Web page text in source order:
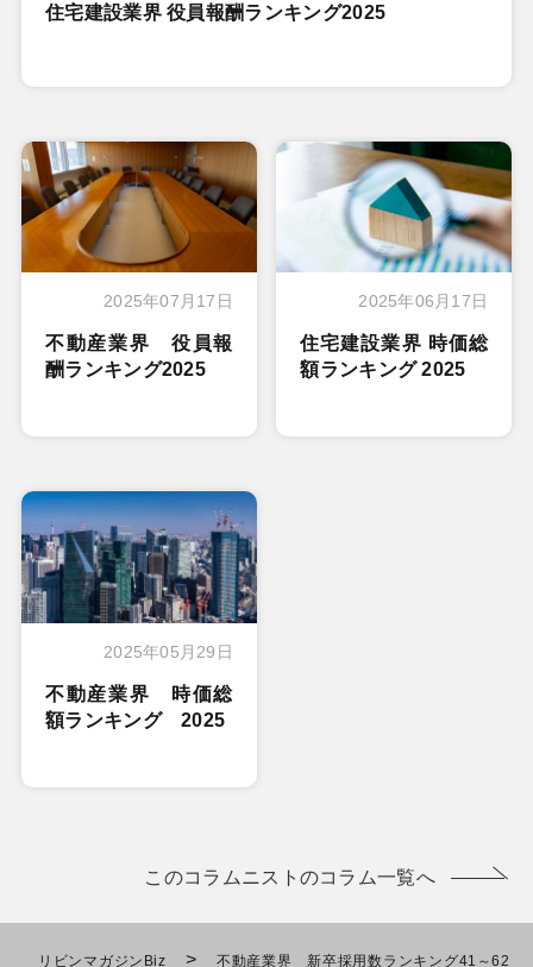
住宅建設業界 役員報酬ランキング2025
2025年07月17日
不動産業界 役員報
酬ランキング2025
2025年06月17日
住宅建設業界 時価総
額ランキング 2025
2025年05月29日
不動産業界 時価総
額ランキング 2025
このコラムニストのコラム一覧へ
リビンマガジンBiz > 不動産業界 新卒採用数ランキング41～62